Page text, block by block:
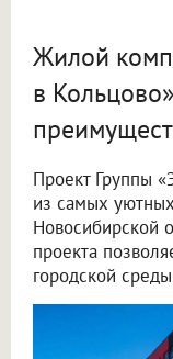
Жилой
в
Проект Группы
из самых
Новосибирской
проекта
городской